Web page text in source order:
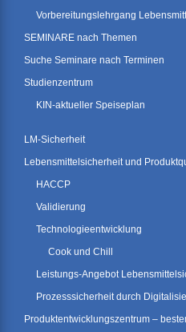
Vorbereitungslehrgang
SEMINARE nach Themen
Suche Seminare nach Terminen
Studienzentrum
KIN-aktueller Speiseplan
LM-Sicherheit
Lebensmittelsicherheit und
HACCP
Validierung
Technologieentwicklung
Cook und Chill
Leistungs-Angebot
Prozesssicherheit durch
Produktentwicklungszentrum –